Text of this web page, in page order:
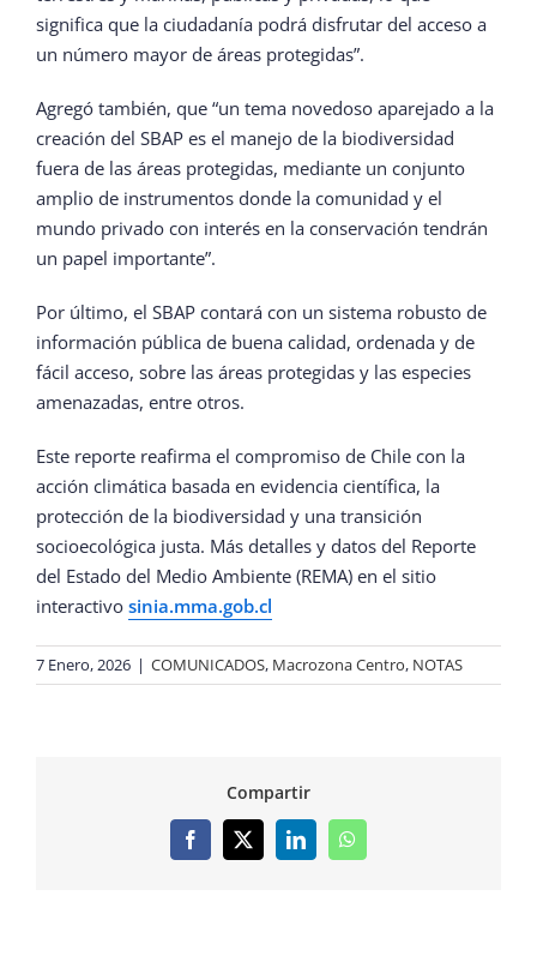
significa que la ciudadanía podrá disfrutar del acceso a
un número mayor de áreas protegidas”.
Agregó también, que “un tema novedoso aparejado a la
creación del SBAP es el manejo de la biodiversidad
fuera de las áreas protegidas, mediante un conjunto
amplio de instrumentos donde la comunidad y el
mundo privado con interés en la conservación tendrán
un papel importante”.
Por último, el SBAP contará con un sistema robusto de
información pública de buena calidad, ordenada y de
fácil acceso, sobre las áreas protegidas y las especies
amenazadas, entre otros.
Este reporte reafirma el compromiso de Chile con la
acción climática basada en evidencia científica, la
protección de la biodiversidad y una transición
socioecológica justa. Más detalles y datos del Reporte
del Estado del Medio Ambiente (REMA) en el sitio
interactivo sinia.mma.gob.cl
7 Enero, 2026 | COMUNICADOS, Macrozona Centro, NOTAS
Compartir
Facebook
X LinkedInWhatsApp